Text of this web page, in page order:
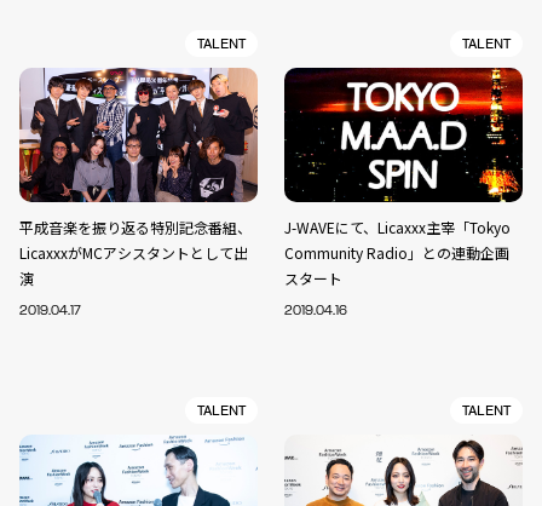
TALENT
平成音楽を振り返る特別記念番組、
LicaxxxがMCアシスタントとして出
演
2019.04.17
TALENT
J-WAVEにて、Licaxxx主宰「Tokyo
Community Radio」との連動企画
スタート
2019.04.16
TALENT TALENT